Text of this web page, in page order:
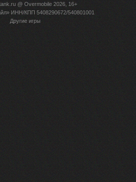
@ Overmobile 2026, 16+
ИНН/КПП 5408290672/540801001
Другие игры